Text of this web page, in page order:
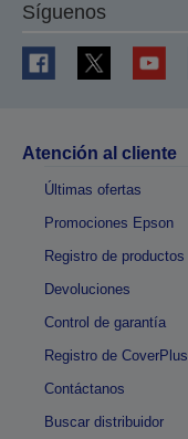
Síguenos
Atención al cliente
Últimas ofertas
Promociones Epson
Registro de productos
Devoluciones
Control de garantía
Registro de CoverPlus
Contáctanos
Buscar distribuidor